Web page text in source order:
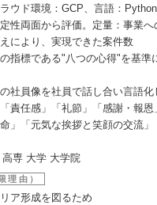
ウド環境：GCP、言語：Python
性両面から評価。定量：事業へ
により、実現できた案件数
指標である"八つの心得"を基準
社員像を社員で話し合い言語化
責任感」「礼節」「感謝・報恩
」「元気な挨拶と笑顔の交流」
専 大学 大学院
理由）
ア形成を図るため